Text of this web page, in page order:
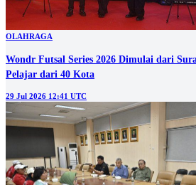
OLAHRAGA
Wondr Futsal Series 2026 Dimulai dari
Pelajar dari 40 Kota
29 Jul 2026 12:41 UTC